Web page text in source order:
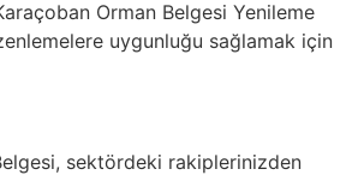
Orman Belgesi Yenileme
uygunluğu sağlamak için
sektördeki rakiplerinizden